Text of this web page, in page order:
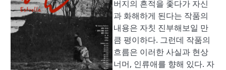
버지의 흔적을 좇다가 자신
과 화해하게 된다는 작품의
내용은 자칫 진부해보일 만
큼 평이하다. 그런데 작품의
흐름은 이러한 사실과 현상
너머, 인류애를 향해 있다. 자